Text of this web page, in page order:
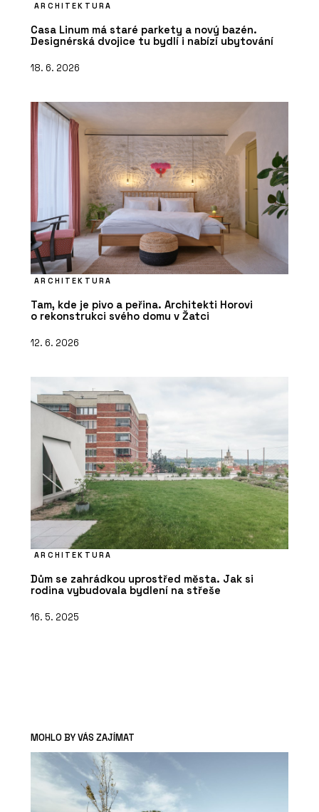
ARCHITEKTURA
Casa Linum má staré parkety a nový bazén.
Designérská dvojice tu bydlí i nabízí ubytování
18. 6. 2026
ARCHITEKTURA
Tam, kde je pivo a peřina. Architekti Horovi
o rekonstrukci svého domu v Žatci
12. 6. 2026
ARCHITEKTURA
Dům se zahrádkou uprostřed města. Jak si
rodina vybudovala bydlení na střeše
16. 5. 2025
MOHLO BY VÁS ZAJÍMAT